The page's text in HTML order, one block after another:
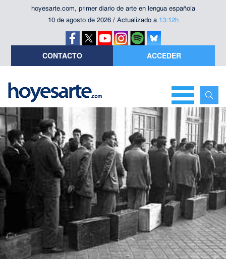
hoyesarte.com, primer diario de arte en lengua española
10 de agosto de 2026 / Actualizado a 13:12h
CONTACTO ACCEDER